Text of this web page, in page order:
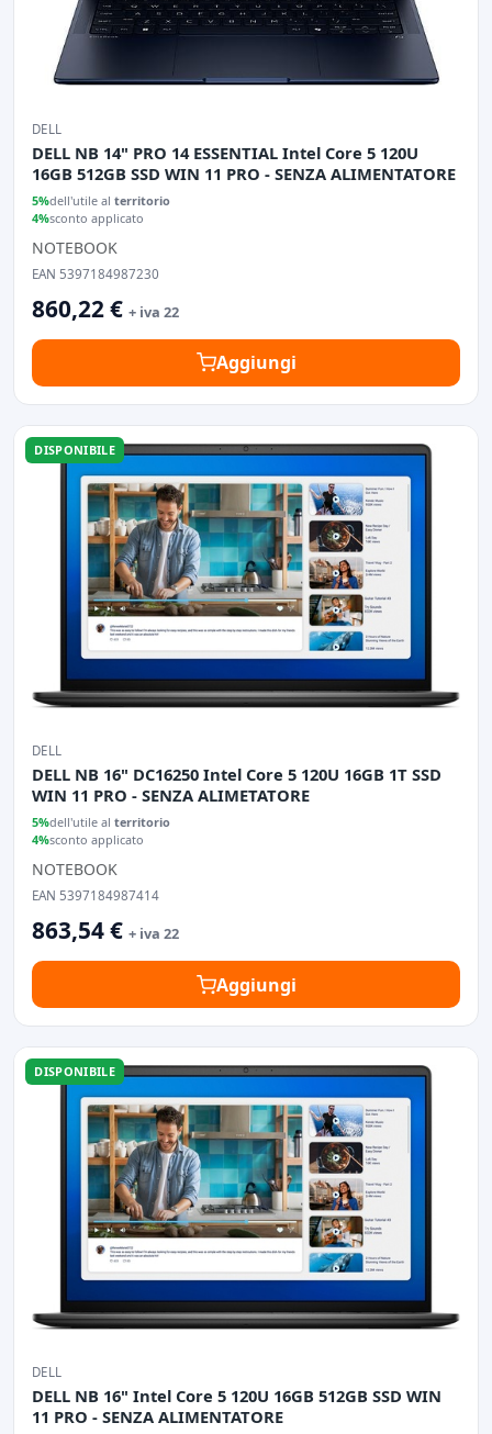
DELL
DELL NB 14" PRO 14 ESSENTIAL Intel Core 5 120U
16GB 512GB SSD WIN 11 PRO - SENZA ALIMENTATORE
5%dell'utile al territorio
4%sconto applicato
NOTEBOOK
EAN 5397184987230
860,22 € + iva 22
Aggiungi
DISPONIBILE
DELL
DELL NB 16" DC16250 Intel Core 5 120U 16GB 1T SSD
WIN 11 PRO - SENZA ALIMETATORE
5%dell'utile al territorio
4%sconto applicato
NOTEBOOK
EAN 5397184987414
863,54 € + iva 22
Aggiungi
DISPONIBILE
DELL
DELL NB 16" Intel Core 5 120U 16GB 512GB SSD WIN
11 PRO - SENZA ALIMENTATORE